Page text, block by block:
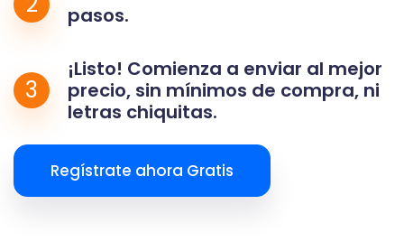
pasos.
3
¡Listo! Comienza a enviar al mejor
precio, sin mínimos de compra, ni
letras chiquitas.
Regístrate ahora Gratis